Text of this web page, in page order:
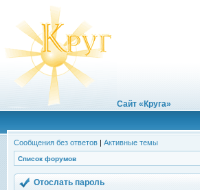
Сайт «Круга»
Сообщения без ответов | Активные темы
Список форумов
Отослать пароль